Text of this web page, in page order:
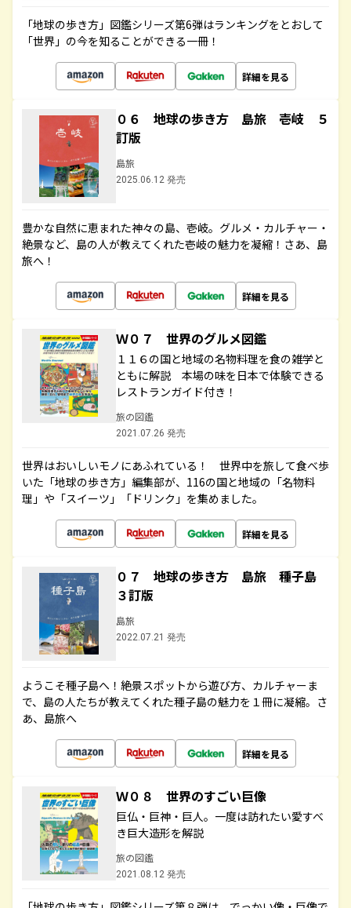
「地球の歩き方」図鑑シリーズ第6弾はランキングをとおして
「世界」の今を知ることができる一冊！
詳細を見る
０６ 地球の歩き方 島旅 壱岐 ５
訂版
島旅
2025.06.12 発売
豊かな自然に恵まれた神々の島、壱岐。グルメ・カルチャー・
絶景など、島の人が教えてくれた壱岐の魅力を凝縮！さあ、島
旅へ！
詳細を見る
Ｗ０７ 世界のグルメ図鑑
１１６の国と地域の名物料理を食の雑学と
ともに解説 本場の味を日本で体験できる
レストランガイド付き！
旅の図鑑
2021.07.26 発売
世界はおいしいモノにあふれている！ 世界中を旅して食べ歩
いた「地球の歩き方」編集部が、116の国と地域の「名物料
理」や「スイーツ」「ドリンク」を集めました。
詳細を見る
０７ 地球の歩き方 島旅 種子島
３訂版
島旅
2022.07.21 発売
ようこそ種子島へ！絶景スポットから遊び方、カルチャーま
で、島の人たちが教えてくれた種子島の魅力を１冊に凝縮。さ
あ、島旅へ
詳細を見る
Ｗ０８ 世界のすごい巨像
巨仏・巨神・巨人。一度は訪れたい愛すべ
き巨大造形を解説
旅の図鑑
2021.08.12 発売